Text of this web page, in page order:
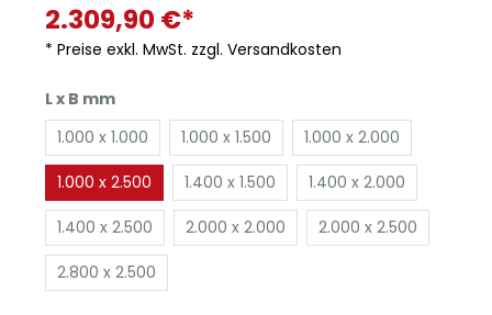
2.309,90 €*
* Preise exkl. MwSt. zzgl. Versandkosten
L x B mm
1.000 x 1.000
1.000 x 1.500 1.000 x 2.000
1.000 x 2.500 1.400 x 1.500 1.400 x 2.000
1.400 x 2.500 2.000 x 2.000 2.000 x 2.500
2.800 x 2.500